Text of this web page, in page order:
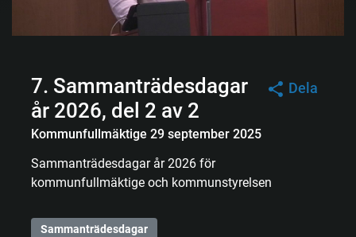
Dela
7. Sammanträdesdagar
år 2026, del 2 av 2
Kommunfullmäktige 29 september 2025
Sammanträdesdagar år 2026 för
kommunfullmäktige och kommunstyrelsen
Sammanträdesdagar